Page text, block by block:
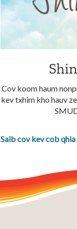
Cov koom haum
kev txhim kho hauv
Saib cov kev cob